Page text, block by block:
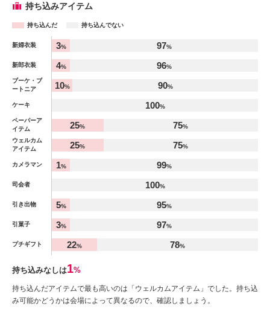
持ち込みアイテム
持ち込んだ 持ち込んでない
アイテム
新婦衣装 3% 97%
新郎衣装 4% 96%
ブーケ・ブ
ートニア
10% 90%
ケーキ 100%
ペーパーア
イテム
25% 75%
ウェルカム
アイテム
25% 75%
カメラマン 1% 99%
司会者 100%
引き出物 5% 95%
引菓子 3% 97%
プチギフト 22% 78%
持ち込みなしは1%
持ち込んだアイテムで最も高いのは「ウェルカムアイテム」でした。持ち込
み可能かどうかは会場によって異なるので、確認しましょう。